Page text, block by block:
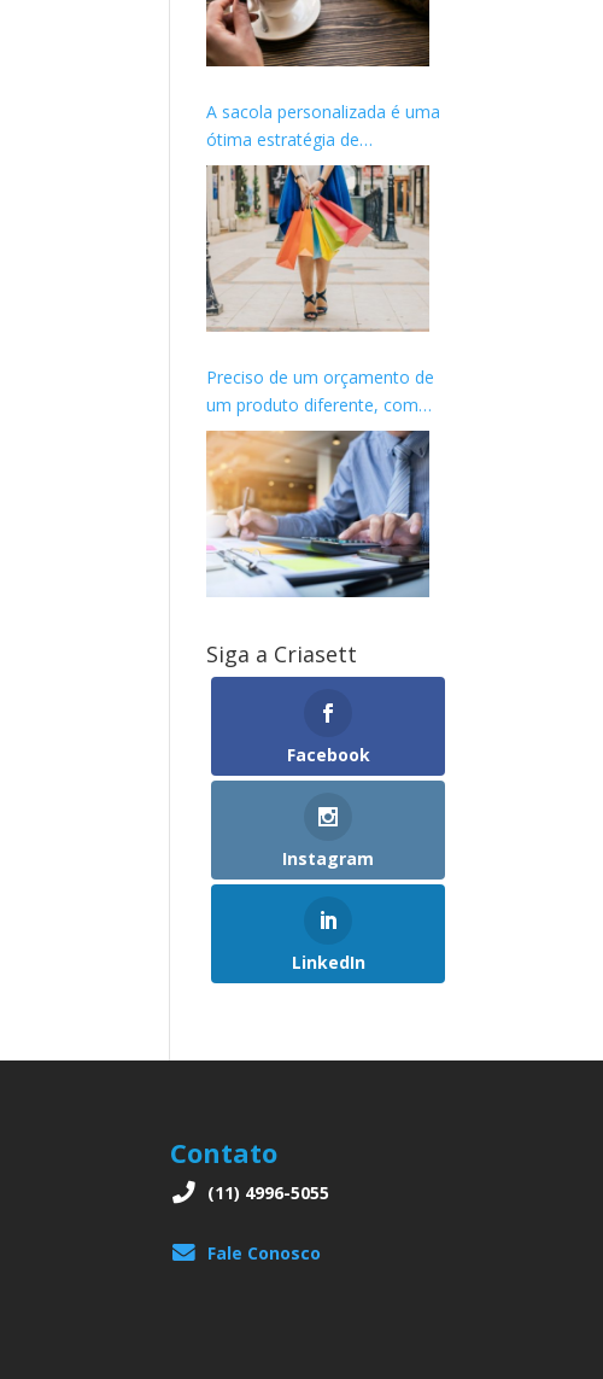
A sacola personalizada é uma
ótima estratégia de
marketing para o seu cliente.
Preciso de um orçamento de
um produto diferente, como
proceder?
Siga a Criasett
Facebook
Instagram
LinkedIn
Contato
(11) 4996-5055
Fale Conosco